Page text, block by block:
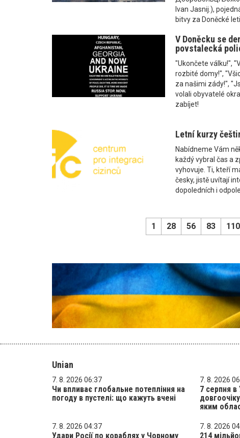
Ivan Jasnij.),
bitvy za Doněcké
V Doněcku se
povstalecká
"Ukončete válku!",
rozbité domy!",
za našimi zády!",
volali obyvatelé
zabíjet!
Letní kurzy
Nabídneme Vám
každý vybral čas a
vyhovuje. Ti, kteří
česky, jistě uvítají
dopoledních i
1 28 56 83 110
Unian
7. 8. 2026 06:37
Чи впливає глобальне потепління на
погоду в пустелі: що кажуть вчені
7. 8. 2026
7 серпня в
яким
7. 8. 2026 04:37
Удари Росії по кораблях у Чорному
7. 8. 2026
214